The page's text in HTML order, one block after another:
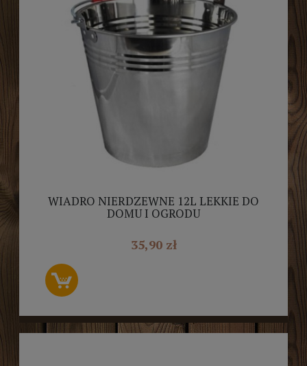
WIADRO NIERDZEWNE 12L LEKKIE DO
DOMU I OGRODU
35,90 zł